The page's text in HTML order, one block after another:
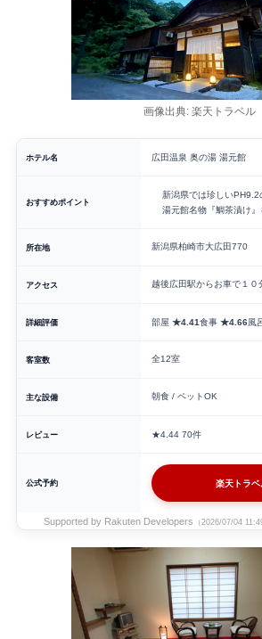
画像出典: 楽天トラベル
ホテル名 広田温泉 奥の湯 湯元館
おすすめポイント
新潟県では珍しい
湯元館名物『鯛茶漬け』
所在地 新潟県柏崎市大広田770
アクセス 越後広田駅からお車で１０
詳細評価 部屋 ★4.41食事 ★4.66風
客室数 全12室
主な設備 朝食 / ペットOK
レビュー ★4.44 70件
公式予約 楽天トラ
Supported by Rakuten Developers （2026/07/04